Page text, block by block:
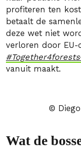
profiteren ten
betaalt de
deze wet niet
verloren door EU-
#Together4forests
vanuit maakt.
©
Wat de